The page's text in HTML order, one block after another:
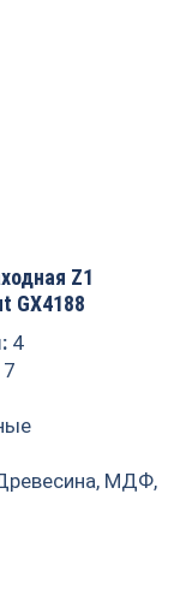
Z1
GX4188
4
МДФ,